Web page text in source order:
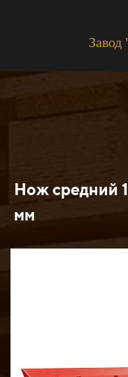
Нож средний
мм